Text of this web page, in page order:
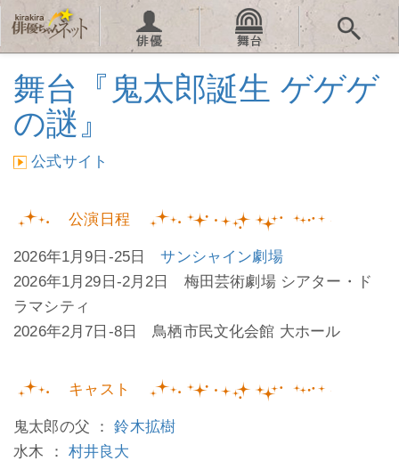
舞台『鬼太郎誕生 ゲゲゲ
の謎』
公式サイト
公演日程
2026年1月9日-25日サンシャイン劇場
2026年1月29日-2月2日 梅田芸術劇場 シアター・ド
ラマシティ
2026年2月7日-8日 鳥栖市民文化会館 大ホール
キャスト
鬼太郎の父 ：鈴木拡樹
水木 ： 村井良大